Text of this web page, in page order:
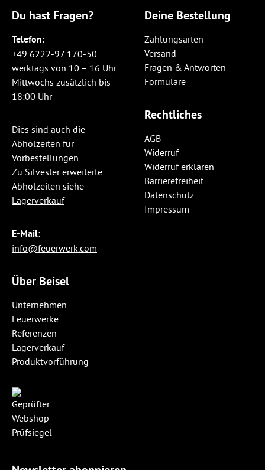
Du hast Fragen?
Telefon:
+49 6222-97 170-50
werktags von 10 – 16 Uhr
Mittwochs zusätzlich bis
18:00 Uhr
Dies sind auch die
Abholzeiten für
Vorbestellungen.
Zu Silvester erweiterte
Abholzeiten siehe
Lagerverkauf
E-Mail:
info@feuerwerk.com
Deine Bestellung
Zahlungsarten
Versand
Fragen & Antworten
Formulare
Rechtliches
AGB
Widerruf
Widerruf erklären
Barrierefreiheit
Datenschutz
Impressum
Über Beisel
Unternehmen
Feuerwerke
Referenzen
Lagerverkauf
Produktvorführung